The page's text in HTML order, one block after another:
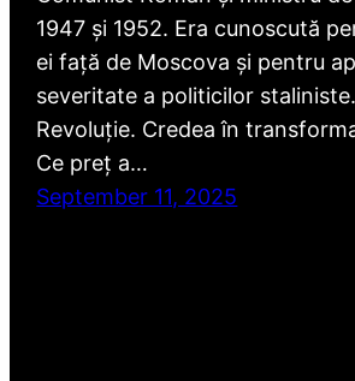
1947 și 1952. Era cunoscută
ei față de Moscova și pentru
severitate a politicilor
Revoluție. Credea în
Ce preț a…
September 11, 2025